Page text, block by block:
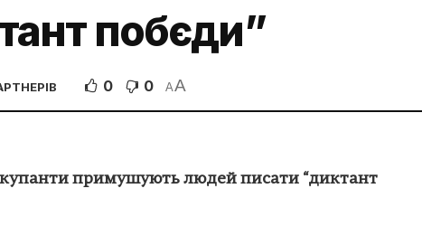
побєди”
0 0 AA
примушують людей писати “диктант